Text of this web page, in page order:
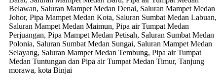
Belawan, Saluran Mampet Medan Denai, Saluran Mampet Medan
Johor, Pipa Mampet Medan Kota, Saluran Sumbat Medan Labuan,
Saluran Mampet Medan Maimun, Pipa air Tumpat Medan
Perjuangan, Pipa Mampet Medan Petisah, Saluran Sumbat Medan
Polonia, Saluran Sumbat Medan Sungai, Saluran Mampet Medan
Selayang, Saluran Mampet Medan Tembung, Pipa air Tumpat
Medan Tuntungan dan Pipa air Tumpat Medan Timur, Tanjung
morawa, kota Binjai